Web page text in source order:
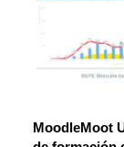
MoodleMoot